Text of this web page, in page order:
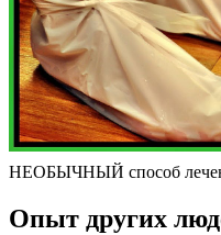
НЕОБЫЧНЫЙ способ
Опыт других